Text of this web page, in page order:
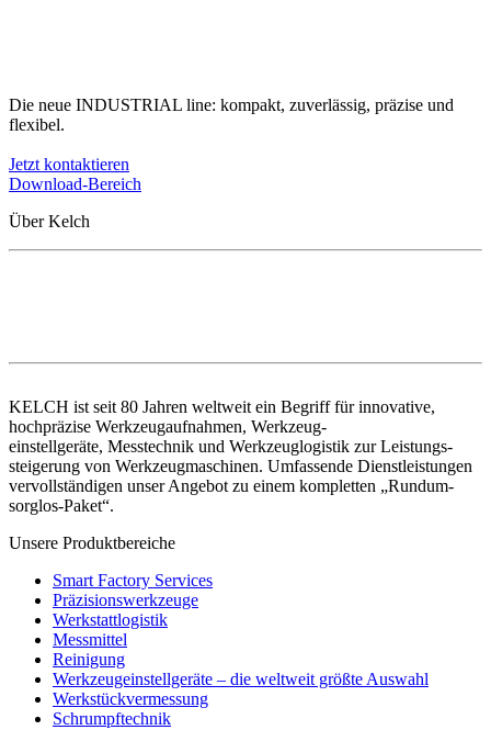
Die neue INDUSTRIAL line: kompakt, zuverlässig, präzise und
flexibel.
Jetzt kontaktieren
Download-Bereich
Über Kelch
KELCH ist seit 80 Jahren weltweit ein Begriff für innovative,
hochpräzise Werkzeugaufnahmen, Werkzeug-
einstellgeräte, Messtechnik und Werkzeuglogistik zur Leistungs-
steigerung von Werkzeugmaschinen. Umfassende Dienstleistungen
vervollständigen unser Angebot zu einem kompletten „Rundum-
sorglos-Paket“.
Unsere Produktbereiche
Smart Factory Services
Präzisionswerkzeuge
Werkstattlogistik
Messmittel
Reinigung
Werkzeugeinstellgeräte – die weltweit größte Auswahl
Werkstückvermessung
Schrumpftechnik